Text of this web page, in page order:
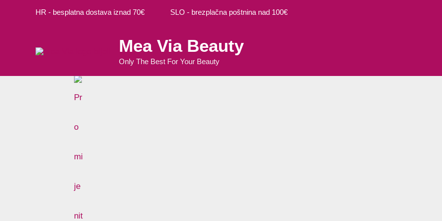
HR - besplatna dostava iznad 70€ SLO - brezplačna poštnina nad 100€
Mea Via Beauty
Only The Best For Your Beauty